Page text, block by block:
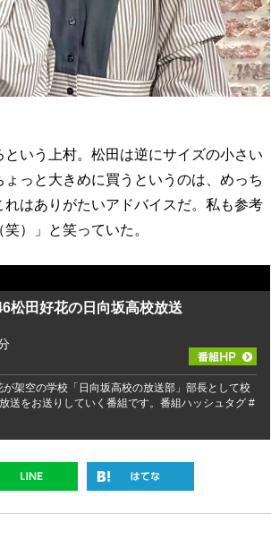
いう上村。松田は逆にサイズの小さい
っと大きめに買うというのは、めっち
はありがたいアドバイスだ。私も参考
）」と笑っていた。
松田好花の日向坂高校放送
架空の学校「日向坂高校の放送部」部長として校
送をお送りしていく番組です。番組ハッシュタグ #